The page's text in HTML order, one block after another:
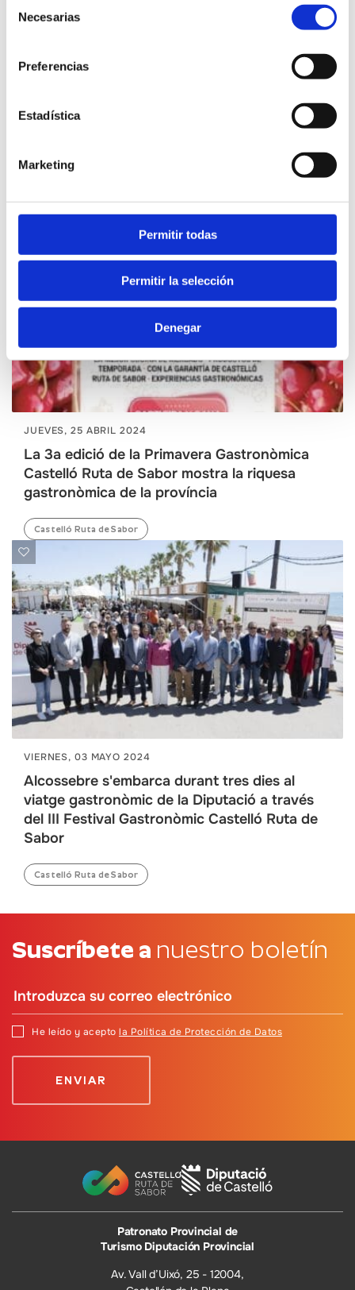
Necesarias
Preferencias
Estadística
Marketing
Permitir todas
Permitir la selección
Denegar
La Diputació apropa Castelló Ruta de Sabor a
les comarques i anima les empreses a sumar-
se a la marca de qualitat gastroturística
Castelló Ruta de Sabor
JUEVES, 25 ABRIL 2024
La 3a edició de la Primavera Gastronòmica
Castelló Ruta de Sabor mostra la riquesa
gastronòmica de la província
Castelló Ruta de Sabor
VIERNES, 03 MAYO 2024
Alcossebre s'embarca durant tres dies al
viatge gastronòmic de la Diputació a través
del III Festival Gastronòmic Castelló Ruta de
Sabor
Castelló Ruta de Sabor
Suscríbete a nuestro boletín
He leído y acepto la Política de Protección de Datos
Patronato Provincial de
Turismo Diputación Provincial
Av. Vall d’Uixó, 25 - 12004,